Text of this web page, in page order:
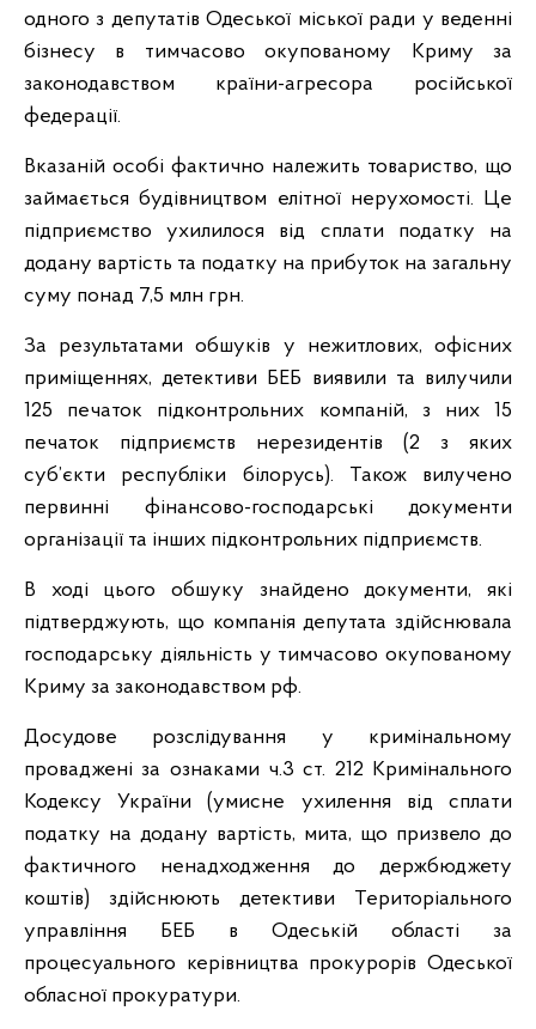
одного з депутатів Одеської міської ради у веденні
бізнесу в тимчасово окупованому Криму за
законодавством країни-агресора російської
федерації.
Вказаній особі фактично належить товариство, що
займається будівництвом елітної нерухомості. Це
підприємство ухилилося від сплати податку на
додану вартість та податку на прибуток на загальну
суму понад 7,5 млн грн.
За результатами обшуків у нежитлових, офісних
приміщеннях, детективи БЕБ виявили та вилучили
125 печаток підконтрольних компаній, з них 15
печаток підприємств нерезидентів (2 з яких
суб’єкти республіки білорусь). Також вилучено
первинні фінансово-господарські документи
організації та інших підконтрольних підприємств.
В ході цього обшуку знайдено документи, які
підтверджують, що компанія депутата здійснювала
господарську діяльність у тимчасово окупованому
Криму за законодавством рф.
Досудове розслідування у кримінальному
проваджені за ознаками ч.3 ст. 212 Кримінального
Кодексу України (умисне ухилення від сплати
податку на додану вартість, мита, що призвело до
фактичного ненадходження до держбюджету
коштів) здійснюють детективи Територіального
управління БЕБ в Одеській області за
процесуального керівництва прокурорів Одеської
обласної прокуратури.